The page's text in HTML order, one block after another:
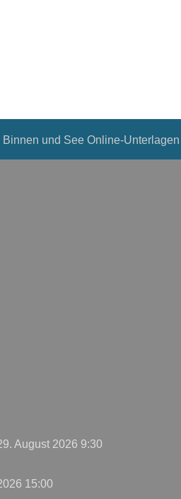
Binnen und See Online-Unterlagen
August 2026 9:30
15:00